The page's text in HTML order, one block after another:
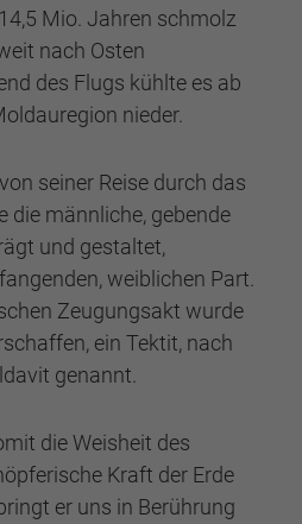
Mio. Jahren schmolz
nach Osten
des Flugs kühlte es ab
nieder.
seiner Reise durch das
die männliche, gebende
und gestaltet,
weiblichen Part.
Zeugungsakt wurde
ein Tektit, nach
genannt.
die Weisheit des
Kraft der Erde
er uns in Berührung